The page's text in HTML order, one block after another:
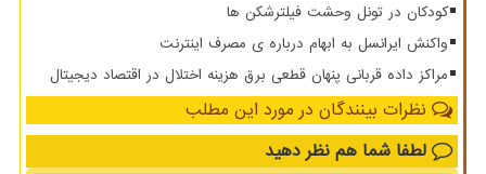
کودکان در تونل وحشت فیلترشکن ها
واکنش ایرانسل به ابهام درباره ی مصرف اینترنت
مراکز داده قربانی پنهان قطعی برق هزینه اختلال در اقتصاد دیجیتال
نظرات بینندگان در مورد این مطلب
لطفا شما هم نظر دهید